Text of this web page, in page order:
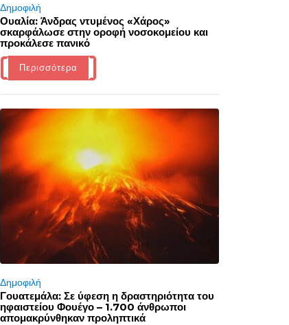
Δημοφιλή
Ουαλία: Άνδρας ντυμένος «Χάρος»
σκαρφάλωσε στην οροφή νοσοκομείου και
προκάλεσε πανικό
Περισσότερα
Δημοφιλή
Γουατεμάλα: Σε ύφεση η δραστηριότητα του
ηφαιστείου Φουέγο – 1.700 άνθρωποι
απομακρύνθηκαν προληπτικά